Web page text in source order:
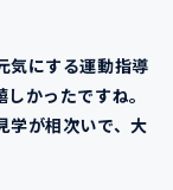
気にする運動指導
かったですね。
学が相次いで、大